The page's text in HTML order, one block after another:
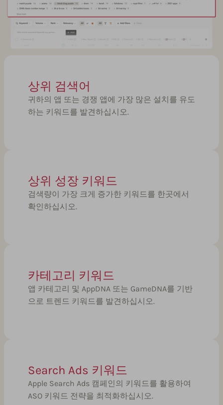
상위 검색어
귀하의 앱 또는 경쟁 앱에 가장 많은 설치를 유도
하는 키워드를 발견하십시오.
상위 성장 키워드
검색량이 가장 크게 증가한 키워드를 한곳에서
확인하십시오.
카테고리 키워드
앱 카테고리 및 AppDNA 또는 GameDNA를 기반
으로 트렌드 키워드를 발견하십시오.
Search Ads 키워드
Apple Search Ads 캠페인의 키워드를 활용하여
ASO 키워드 전략을 최적화하십시오.